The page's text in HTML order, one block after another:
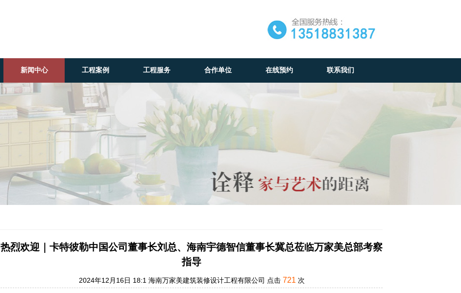
新闻中心 工程案例 工程服务 合作单位 在线预约 联系我们
热烈欢迎｜卡特彼勒中国公司董事长刘总、海南宇德智信董事长冀总莅临万家美总部考察
指导
2024年12月16日 18:1 海南万家美建筑装修设计工程有限公司 点击 721 次